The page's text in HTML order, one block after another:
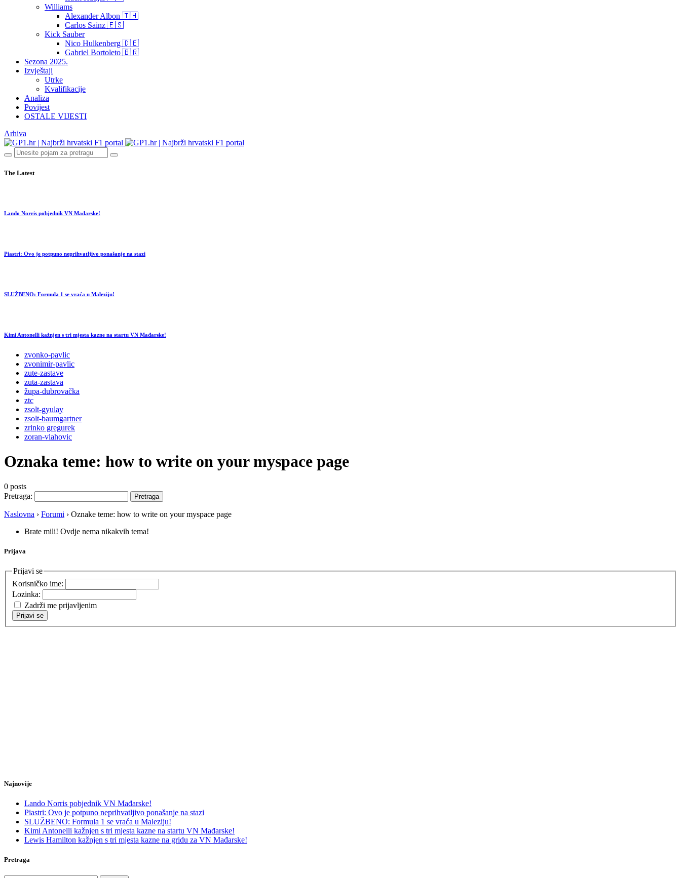
Williams
Alexander Albon 🇹🇭
Carlos Sainz 🇪🇸
Kick Sauber
Nico Hulkenberg 🇩🇪
Gabriel Bortoleto 🇧🇷
Sezona 2025.
Izvještaji
Utrke
Kvalifikacije
Analiza
Povijest
OSTALE VIJESTI
Arhiva
The Latest
Lando Norris pobjednik VN Mađarske!
Piastri: Ovo je potpuno neprihvatljivo ponašanje na stazi
SLUŽBENO: Formula 1 se vraća u Maleziju!
Kimi Antonelli kažnjen s tri mjesta kazne na startu VN Mađarske!
zvonko-pavlic
zvonimir-pavlic
zute-zastave
zuta-zastava
župa-dubrovačka
ztc
zsolt-gyulay
zsolt-baumgartner
zrinko gregurek
zoran-vlahovic
Oznaka teme: how to write on your myspace page
0 posts
Pretraga:
Naslovna › Forumi › Oznake teme: how to write on your myspace page
Brate mili! Ovdje nema nikakvih tema!
Prijava
Prijavi se
Korisničko ime:
Lozinka:
Zadrži me prijavljenim
Prijavi se
Najnovije
Lando Norris pobjednik VN Mađarske!
Piastri: Ovo je potpuno neprihvatljivo ponašanje na stazi
SLUŽBENO: Formula 1 se vraća u Maleziju!
Kimi Antonelli kažnjen s tri mjesta kazne na startu VN Mađarske!
Lewis Hamilton kažnjen s tri mjesta kazne na gridu za VN Mađarske!
Pretraga